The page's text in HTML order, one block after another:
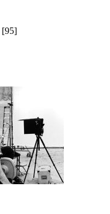
[95]